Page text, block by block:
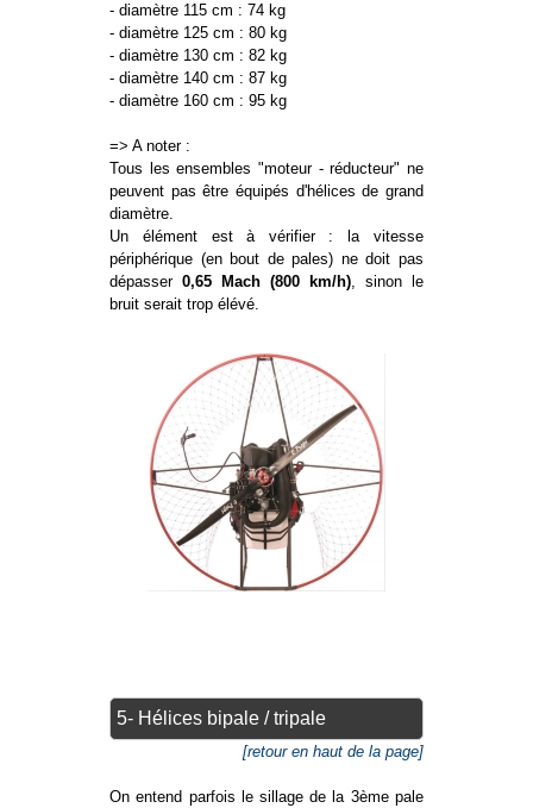
- diamètre 115 cm : 74 kg
- diamètre 125 cm : 80 kg
- diamètre 130 cm : 82 kg
- diamètre 140 cm : 87 kg
- diamètre 160 cm : 95 kg
=> A noter :
Tous les ensembles "moteur - réducteur" ne
peuvent pas être équipés d'hélices de grand
diamètre.
Un élément est à vérifier : la vitesse
périphérique (en bout de pales) ne doit pas
dépasser0,65 Mach (800 km/h), sinon le
bruit serait trop élévé.
5- Hélices bipale / tripale
[retour en haut de la page]
On entend parfois le sillage de la 3ème pale